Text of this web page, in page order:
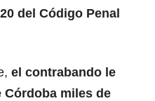
del Código Penal
el contrabando le
Córdoba miles de